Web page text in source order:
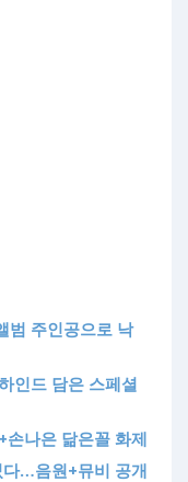
범 주인공으로 낙
인드 담은 스페셜
나은 닮은꼴 화제
…음원+뮤비 공개